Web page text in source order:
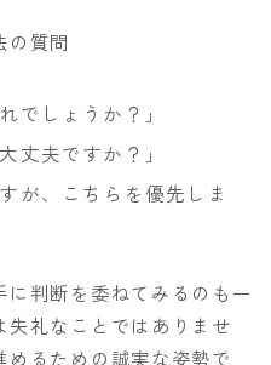
の質問
でしょうか？」
丈夫ですか？」
が、こちらを優先しま
に判断を委ねてみるのも一
失礼なことではありませ
るための誠実な姿勢で